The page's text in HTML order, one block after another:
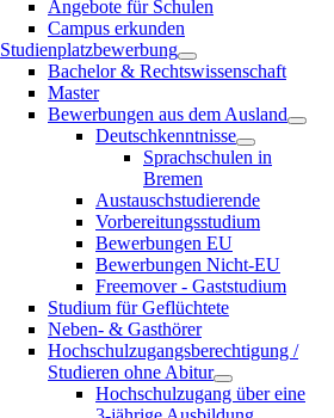
Angebote für Schulen
Campus erkunden
Studienplatzbewerbung
Bachelor & Rechtswissenschaft
Master
Bewerbungen aus dem Ausland
Deutschkenntnisse
Sprachschulen in
Bremen
Austauschstudierende
Vorbereitungsstudium
Bewerbungen EU
Bewerbungen Nicht-EU
Freemover - Gaststudium
Studium für Geflüchtete
Neben- & Gasthörer
Hochschulzugangsberechtigung /
Studieren ohne Abitur
Hochschulzugang über eine